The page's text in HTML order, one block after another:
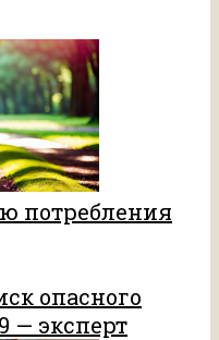
потребления
опасного
— эксперт